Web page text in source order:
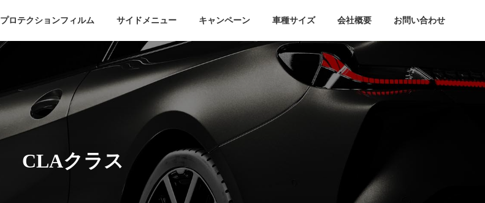
プロテクションフィルム サイドメニュー キャンペーン 車種サイズ 会社概要 お問い合わせ
CLAクラス